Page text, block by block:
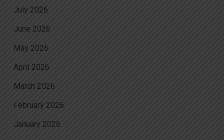
July 2026
June 2026
May 2026
April 2026
March 2026
February 2026
January 2026